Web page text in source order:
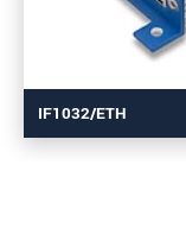
IF1032/ETH